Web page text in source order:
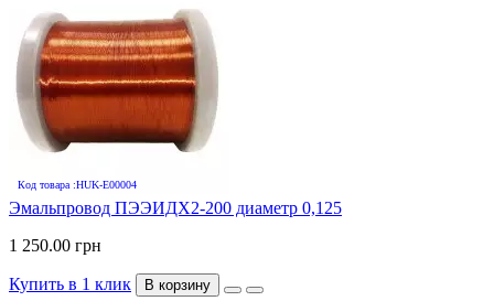
Код товара :HUK-E00004
Эмальпровод ПЭЭИДХ2-200 диаметр 0,125
1 250.00 грн
Купить в 1 клик В корзину